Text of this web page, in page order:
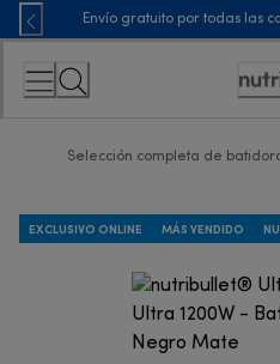
Skip
to
Content
Envío gratuito por todas las
Selección completa de
EXCLUSIVO ONLINE MÁS VENDIDO